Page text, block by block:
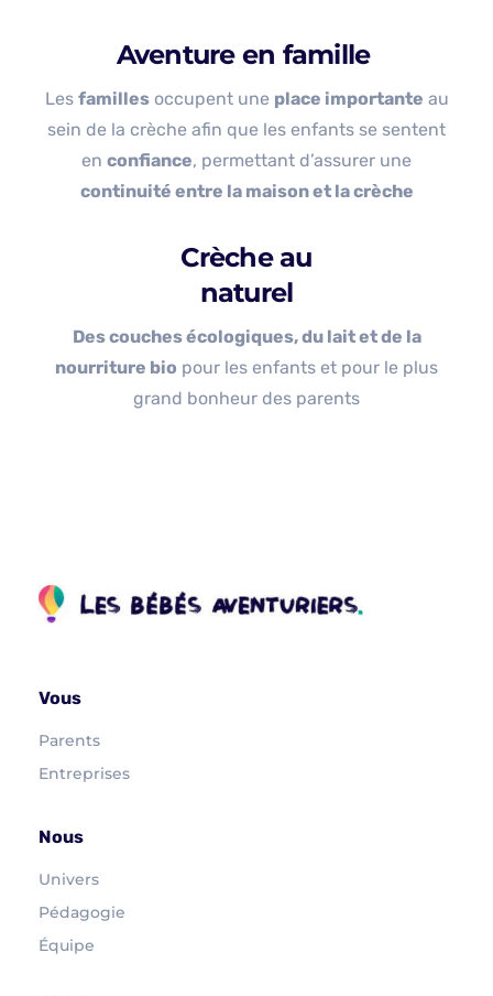
Aventure en famille
Les famillesoccupent une place importante au
sein de la crèche afin que les enfants se sentent
en confiance, permettant d’assurer une
continuité entre la maison et la crèche
Crèche au
naturel
Des couches écologiques, du lait et de la
nourriture bio pour les enfants et pour le plus
grand bonheur des parents
Vous
Parents
Entreprises
Nous
Univers
Pédagogie
Équipe